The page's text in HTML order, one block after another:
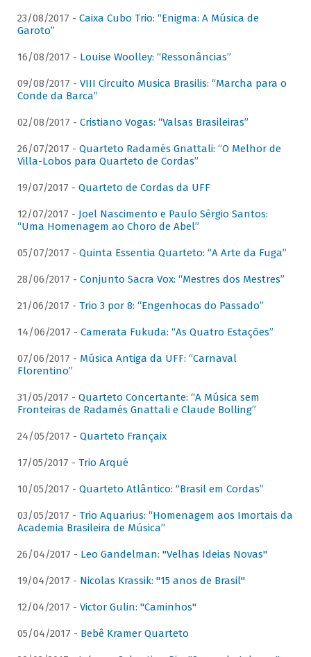
23/08/2017 - Caixa Cubo Trio: “Enigma: A Música de
Garoto”
16/08/2017 - Louise Woolley: “Ressonâncias”
09/08/2017 - VIII Circuito Musica Brasilis: “Marcha para o
Conde da Barca”
02/08/2017 - Cristiano Vogas: “Valsas Brasileiras”
26/07/2017 - Quarteto Radamés Gnattali: “O Melhor de
Villa-Lobos para Quarteto de Cordas”
19/07/2017 - Quarteto de Cordas da UFF
12/07/2017 - Joel Nascimento e Paulo Sérgio Santos:
“Uma Homenagem ao Choro de Abel”
05/07/2017 - Quinta Essentia Quarteto: “A Arte da Fuga”
28/06/2017 - Conjunto Sacra Vox: “Mestres dos Mestres”
21/06/2017 - Trio 3 por 8: “Engenhocas do Passado”
14/06/2017 - Camerata Fukuda: “As Quatro Estações”
07/06/2017 - Música Antiga da UFF: “Carnaval
Florentino”
31/05/2017 - Quarteto Concertante: “A Música sem
Fronteiras de Radamés Gnattali e Claude Bolling”
24/05/2017 - Quarteto Françaix
17/05/2017 - Trio Arqué
10/05/2017 - Quarteto Atlântico: “Brasil em Cordas”
03/05/2017 - Trio Aquarius: “Homenagem aos Imortais da
Academia Brasileira de Música”
26/04/2017 - Leo Gandelman: "Velhas Ideias Novas"
19/04/2017 - Nicolas Krassik: "15 anos de Brasil"
12/04/2017 - Victor Gulin: "Caminhos"
05/04/2017 - Bebê Kramer Quarteto